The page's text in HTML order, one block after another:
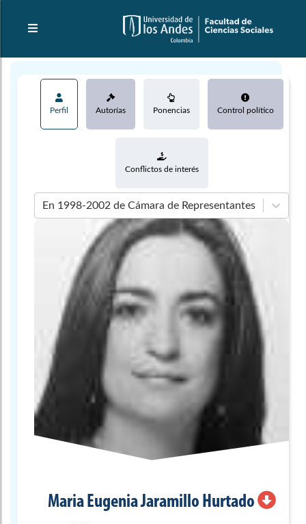
Perfil Autorías Ponencias Control político
Conflictos de interés
En 1998-2002 de Cámara de Representantes
Maria EugeniaJaramillo Hurtado